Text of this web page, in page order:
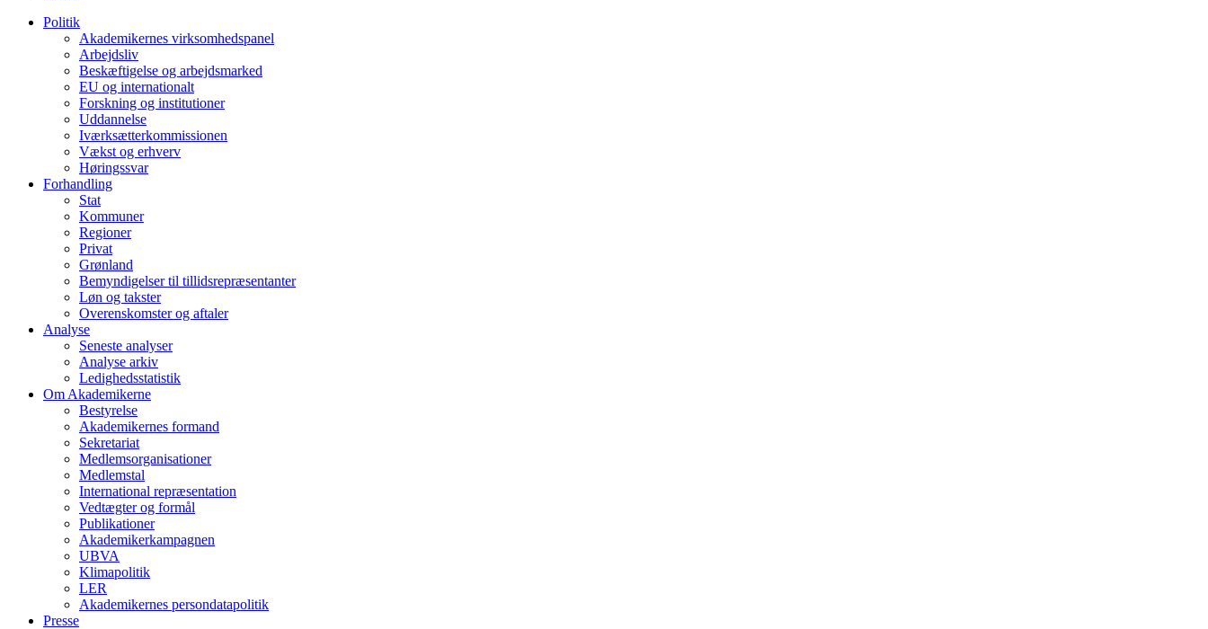
Politik
Akademikernes virksomhedspanel
Arbejdsliv
Beskæftigelse og arbejdsmarked
EU og internationalt
Forskning og institutioner
Uddannelse
Iværksætterkommissionen
Vækst og erhverv
Høringssvar
Forhandling
Stat
Kommuner
Regioner
Privat
Grønland
Bemyndigelser til tillidsrepræsentanter
Løn og takster
Overenskomster og aftaler
Analyse
Seneste analyser
Analyse arkiv
Ledighedsstatistik
Om Akademikerne
Bestyrelse
Akademikernes formand
Sekretariat
Medlemsorganisationer
Medlemstal
International repræsentation
Vedtægter og formål
Publikationer
Akademikerkampagnen
UBVA
Klimapolitik
LER
Akademikernes persondatapolitik
Presse